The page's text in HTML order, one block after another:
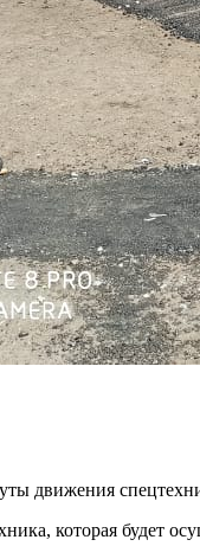
движения
которая будет